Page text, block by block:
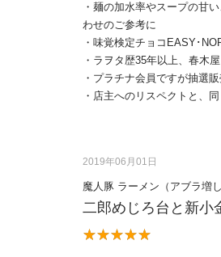
・麺の加水率やスープの甘
わせのご参考に
・味覚検定チョコEASY･
・ラヲタ歴35年以上、春木
・プラチナ会員ですが抽選
・店主へのリスペクトと、
2019年06月01日
魔人豚 ラーメン（アブラ増
二郎めじろ台と新小